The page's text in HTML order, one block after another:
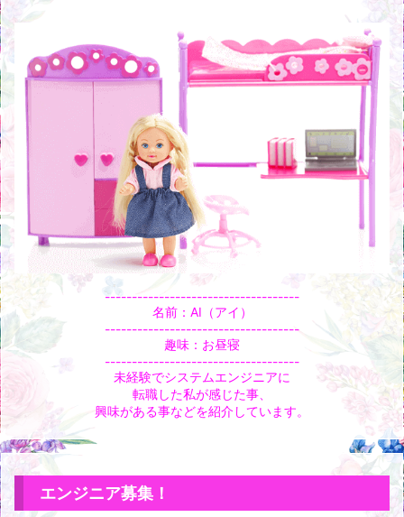
------------------------------------
名前：AI（アイ）
------------------------------------
趣味：お昼寝
------------------------------------
未経験でシステムエンジニアに
転職した私が感じた事、
興味がある事などを紹介しています。
エンジニア募集！